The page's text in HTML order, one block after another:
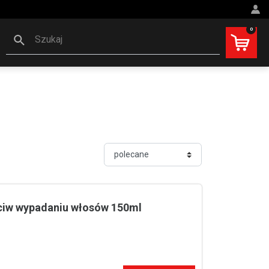
Szukaj
0
wypadaniu włosów 150ml